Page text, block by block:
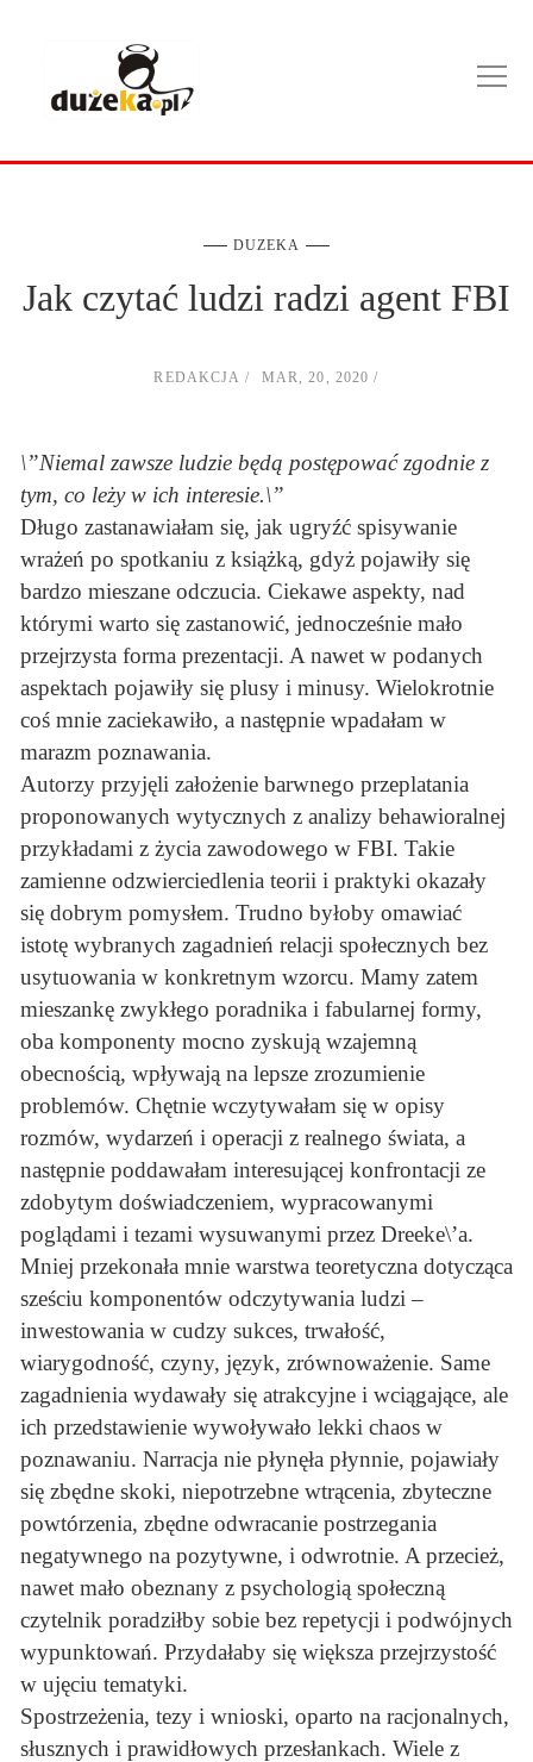
DUZEKA
Jak czytać ludzi radzi agent FBI
REDAKCJA MAR, 20, 2020
\”Niemal zawsze ludzie będą postępować zgodnie z
tym, co leży w ich interesie.\”
Długo zastanawiałam się, jak ugryźć spisywanie
wrażeń po spotkaniu z książką, gdyż pojawiły się
bardzo mieszane odczucia. Ciekawe aspekty, nad
którymi warto się zastanowić, jednocześnie mało
przejrzysta forma prezentacji. A nawet w podanych
aspektach pojawiły się plusy i minusy. Wielokrotnie
coś mnie zaciekawiło, a następnie wpadałam w
marazm poznawania.
Autorzy przyjęli założenie barwnego przeplatania
proponowanych wytycznych z analizy behawioralnej
przykładami z życia zawodowego w FBI. Takie
zamienne odzwierciedlenia teorii i praktyki okazały
się dobrym pomysłem. Trudno byłoby omawiać
istotę wybranych zagadnień relacji społecznych bez
usytuowania w konkretnym wzorcu. Mamy zatem
mieszankę zwykłego poradnika i fabularnej formy,
oba komponenty mocno zyskują wzajemną
obecnością, wpływają na lepsze zrozumienie
problemów. Chętnie wczytywałam się w opisy
rozmów, wydarzeń i operacji z realnego świata, a
następnie poddawałam interesującej konfrontacji ze
zdobytym doświadczeniem, wypracowanymi
poglądami i tezami wysuwanymi przez Dreeke\’a.
Mniej przekonała mnie warstwa teoretyczna dotycząca
sześciu komponentów odczytywania ludzi –
inwestowania w cudzy sukces, trwałość,
wiarygodność, czyny, język, zrównoważenie. Same
zagadnienia wydawały się atrakcyjne i wciągające, ale
ich przedstawienie wywoływało lekki chaos w
poznawaniu. Narracja nie płynęła płynnie, pojawiały
się zbędne skoki, niepotrzebne wtrącenia, zbyteczne
powtórzenia, zbędne odwracanie postrzegania
negatywnego na pozytywne, i odwrotnie. A przecież,
nawet mało obeznany z psychologią społeczną
czytelnik poradziłby sobie bez repetycji i podwójnych
wypunktowań. Przydałaby się większa przejrzystość
w ujęciu tematyki.
Spostrzeżenia, tezy i wnioski, oparto na racjonalnych,
słusznych i prawidłowych przesłankach. Wiele z